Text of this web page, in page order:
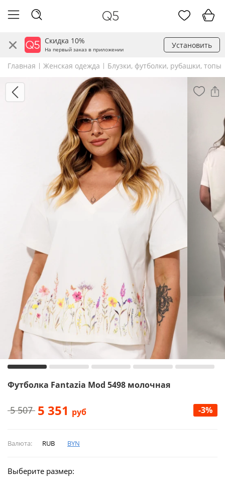
Скидка 10%
На первый заказ в приложении Установить
Главная Женская одежда Блузки, футболки, рубашки, топы
Футболка Fantazia Mod 5498 молочная
5 507 5 351 руб -3%
Валюта: RUB BYN
Выберите размер: